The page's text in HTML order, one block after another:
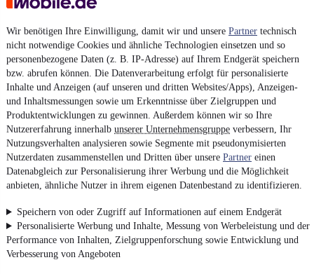
Wir benötigen Ihre Einwilligung, damit wir und unsere Partner technisch
nicht notwendige Cookies und ähnliche Technologien einsetzen und so
personenbezogene Daten (z. B. IP-Adresse) auf Ihrem Endgerät speichern
bzw. abrufen können. Die Datenverarbeitung erfolgt für personalisierte
Inhalte und Anzeigen (auf unseren und dritten Websites/Apps), Anzeigen-
und Inhaltsmessungen sowie um Erkenntnisse über Zielgruppen und
Produktentwicklungen zu gewinnen. Außerdem können wir so Ihre
Nutzererfahrung innerhalb unserer Unternehmensgruppe verbessern, Ihr
Nutzungsverhalten analysieren sowie Segmente mit pseudonymisierten
Nutzerdaten zusammenstellen und Dritten über unsere Partner einen
Datenabgleich zur Personalisierung ihrer Werbung und die Möglichkeit
anbieten, ähnliche Nutzer in ihrem eigenen Datenbestand zu identifizieren.
Speichern von oder Zugriff auf Informationen auf einem Endgerät
Personalisierte Werbung und Inhalte, Messung von Werbeleistung und der
Performance von Inhalten, Zielgruppenforschung sowie Entwicklung und
Verbesserung von Angeboten